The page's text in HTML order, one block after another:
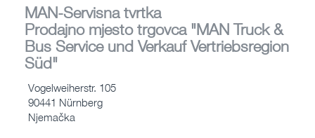
MAN-Servisna tvrtka
Prodajno mjesto trgovca"MAN Truck &
Bus Service und Verkauf Vertriebsregion
Süd"
Vogelweiherstr. 105
90441 Nürnberg
Njemačka